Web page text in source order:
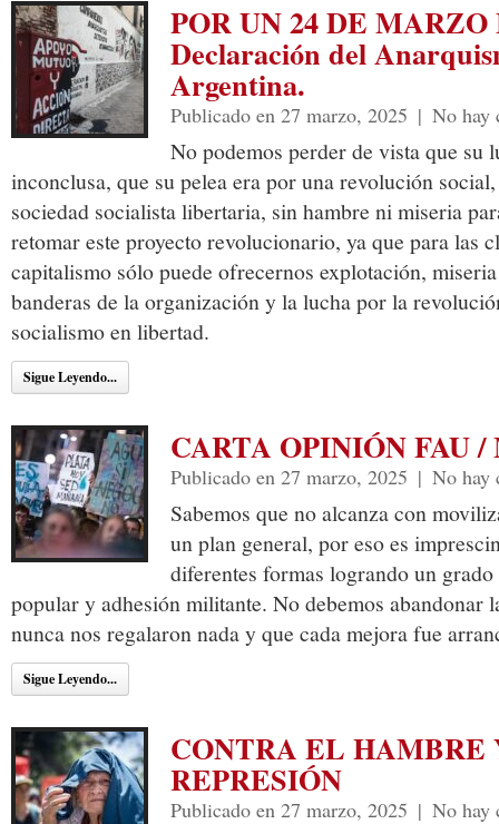
POR UN 24 DE
Declaración del
Argentina.
Publicado en 27 marzo, 2025 | No hay
No podemos perder de vista que su
inconclusa, que su pelea era por una revolución
sociedad socialista libertaria, sin hambre ni miseria
retomar este proyecto revolucionario, ya que para las
capitalismo sólo puede ofrecernos explotación,
banderas de la organización y la lucha por la
socialismo en libertad.
Sigue Leyendo...
CARTA OPINIÓN FAU /
Publicado en 27 marzo, 2025 | No hay
Sabemos que no alcanza con
un plan general, por eso es
diferentes formas logrando un
popular y adhesión militante. No debemos abandonar
nunca nos regalaron nada y que cada mejora fue
Sigue Leyendo...
CONTRA EL HAMBRE
REPRESIÓN
Publicado en 27 marzo, 2025 | No hay